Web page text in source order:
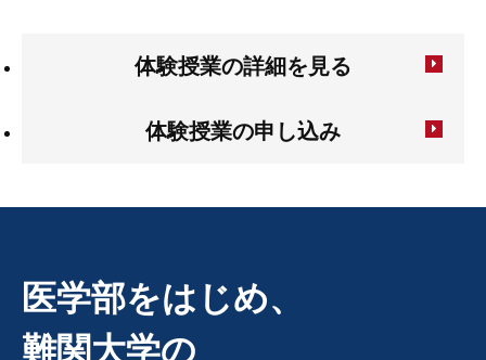
体験授業の詳細を見る
体験授業の申し込み
医学部をはじめ、
難関大学の